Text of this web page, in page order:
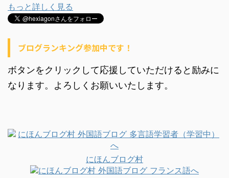
もっと詳しく見る
ブログランキング参加中です！
ボタンをクリックして応援していただけると励みに
なります。よろしくお願いいたします。
にほんブログ村